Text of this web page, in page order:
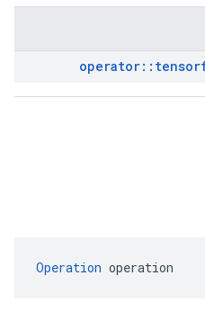
operator::
Operation operation